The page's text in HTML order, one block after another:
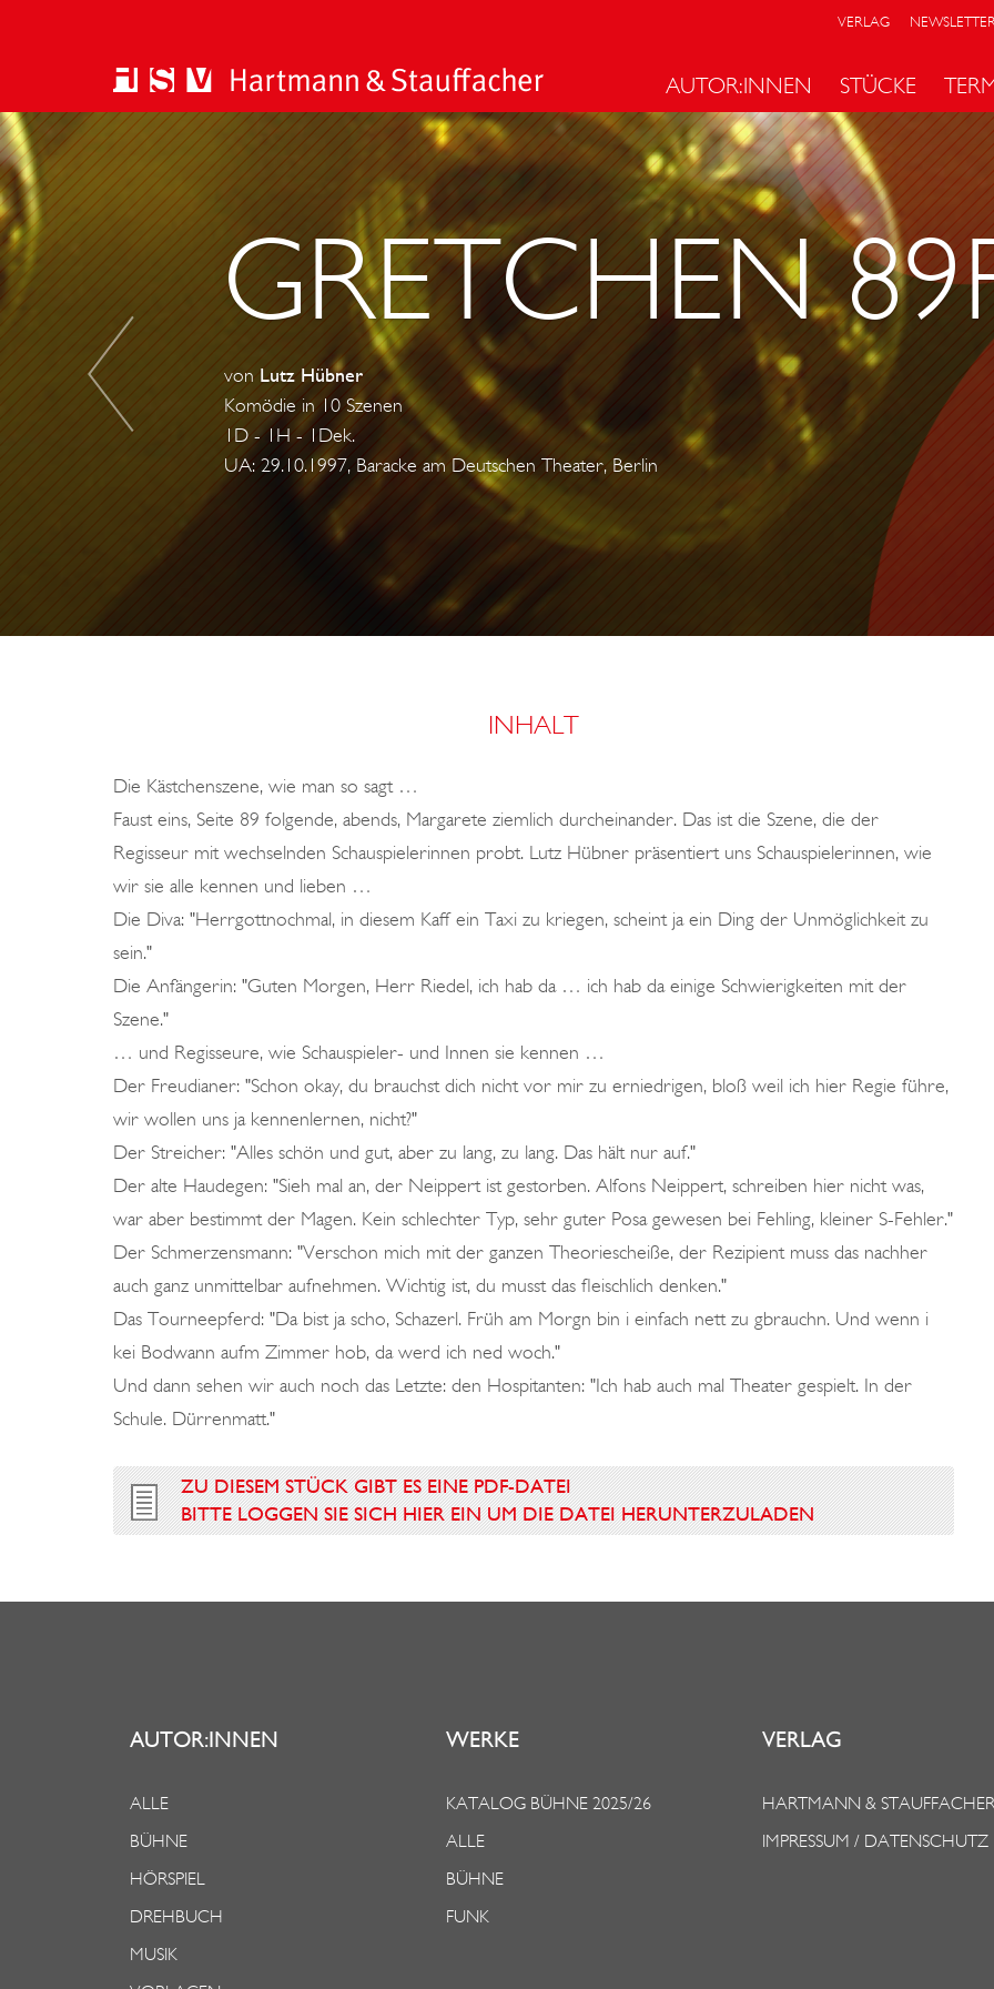
VERLAG
AUTOR:INNEN STÜCKE
G
O
T
T
K
I
E
GRETCHEN
von Lutz Hübner
Komödie in 10 Szenen
1D - 1H - 1Dek.
UA: 29.10.1997, Baracke am Deutschen Theater, Berlin
INHALT
Die Kästchenszene, wie man so sagt …
Faust eins, Seite 89 folgende, abends, Margarete ziemlich durcheinander. Das ist die Szene, die der
Regisseur mit wechselnden Schauspielerinnen probt. Lutz Hübner präsentiert uns Schauspielerinnen, wie
wir sie alle kennen und lieben …
Die Diva: "Herrgottnochmal, in diesem Kaff ein Taxi zu kriegen, scheint ja ein Ding der Unmöglichkeit zu
sein."
Die Anfängerin: "Guten Morgen, Herr Riedel, ich hab da … ich hab da einige Schwierigkeiten mit der
Szene."
… und Regisseure, wie Schauspieler- und Innen sie kennen …
Der Freudianer: "Schon okay, du brauchst dich nicht vor mir zu erniedrigen, bloß weil ich hier Regie führe,
wir wollen uns ja kennenlernen, nicht?"
Der Streicher: "Alles schön und gut, aber zu lang, zu lang. Das hält nur auf."
Der alte Haudegen: "Sieh mal an, der Neippert ist gestorben. Alfons Neippert, schreiben hier nicht was,
war aber bestimmt der Magen. Kein schlechter Typ, sehr guter Posa gewesen bei Fehling, kleiner S-Fehler."
Der Schmerzensmann: "Verschon mich mit der ganzen Theoriescheiße, der Rezipient muss das nachher
auch ganz unmittelbar aufnehmen. Wichtig ist, du musst das fleischlich denken."
Das Tourneepferd: "Da bist ja scho, Schazerl. Früh am Morgn bin i einfach nett zu gbrauchn. Und wenn i
kei Bodwann aufm Zimmer hob, da werd ich ned woch."
Und dann sehen wir auch noch das Letzte: den Hospitanten: "Ich hab auch mal Theater gespielt. In der
Schule. Dürrenmatt."
ZU DIESEM STÜCK GIBT ES EINE PDF-DATEI
BITTE LOGGEN SIE SICH HIER EIN UM DIE DATEI HERUNTERZULADEN
AUTOR:INNEN
ALLE
BÜHNE
HÖRSPIEL
DREHBUCH
MUSIK
WERKE
KATALOG BÜHNE 2025/26
ALLE
BÜHNE
FUNK
VERLAG
HARTMANN & STAUFFACHER
IMPRESSUM / DATENSCHUTZ